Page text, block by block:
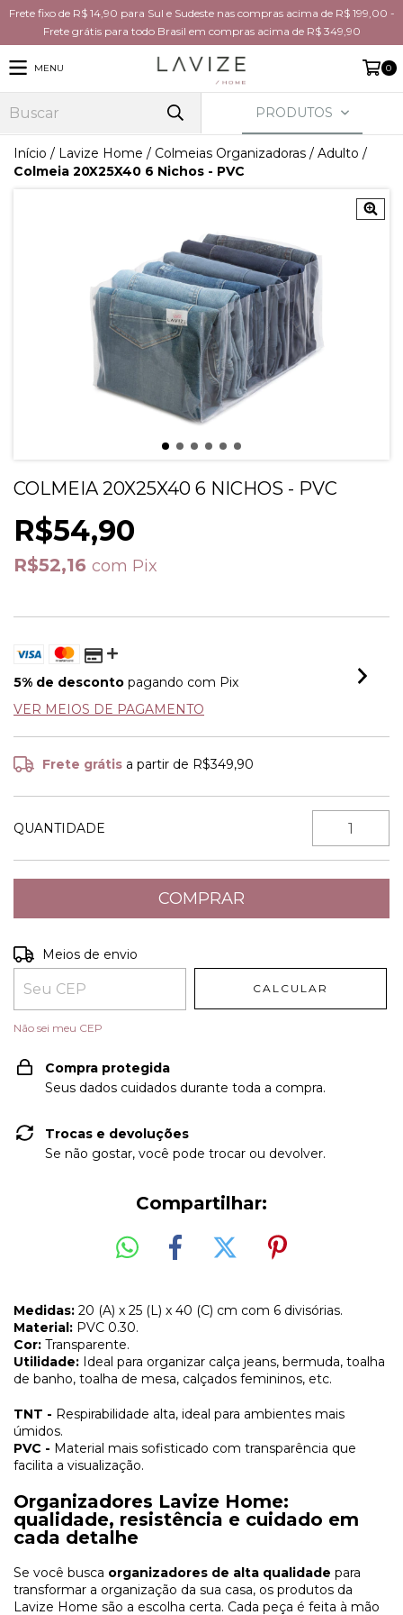
Frete fixo de R$ 14,90 para Sul e Sudeste nas compras acima de R$ 199,00 -
Frete grátis para todo Brasil em compras acima de R$ 349,90
MENU 0
PRODUTOS
Início / Lavize Home / Colmeias Organizadoras / Adulto /
Colmeia 20X25X40 6 Nichos - PVC
COLMEIA 20X25X40 6 NICHOS - PVC
R$54,90
R$52,16 com Pix
5% de desconto pagando com Pix
VER MEIOS DE PAGAMENTO
Frete grátis a partir de R$349,90
QUANTIDADE
Entregas para o CEP:
Meios de envio
CALCULAR
Não sei meu CEP
Compra protegida
Seus dados cuidados durante toda a compra.
Trocas e devoluções
Se não gostar, você pode trocar ou devolver.
Compartilhar:
Medidas: 20 (A) x 25 (L) x 40 (C) cm com 6 divisórias.
Material: PVC 0.30.
Cor: Transparente.
Utilidade: Ideal para organizar calça jeans, bermuda, toalha
de banho, toalha de mesa, calçados femininos, etc.
TNT - Respirabilidade alta, ideal para ambientes mais
úmidos.
PVC - Material mais sofisticado com transparência que
facilita a visualização.
Organizadores Lavize Home:
qualidade, resistência e cuidado em
cada detalhe
Se você busca organizadores de alta qualidade para
transformar a organização da sua casa, os produtos da
Lavize Home são a escolha certa. Cada peça é feita à mão